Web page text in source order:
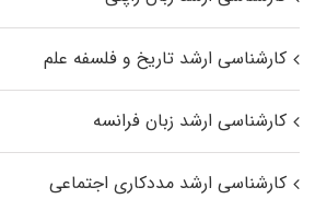
کارشناسی ارشد تاریخ و فلسفه علم
کارشناسی ارشد زبان فرانسه
کارشناسی ارشد مددکاری اجتماعی